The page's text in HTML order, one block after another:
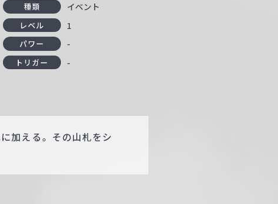
種類 イベント
レベル 1
パワー -
トリガー -
加える。その山札をシ